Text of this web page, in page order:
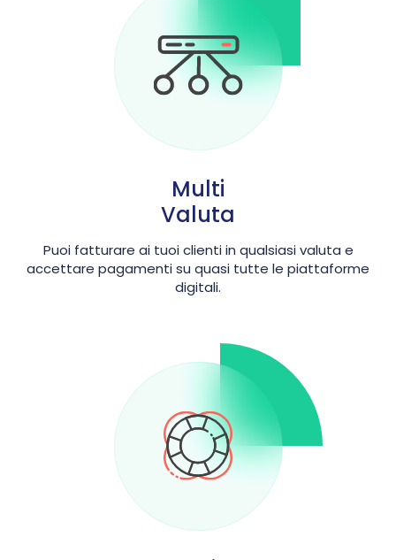
Multi
Valuta
Puoi fatturare ai tuoi clienti in qualsiasi valuta e
accettare pagamenti su quasi tutte le piattaforme
digitali.